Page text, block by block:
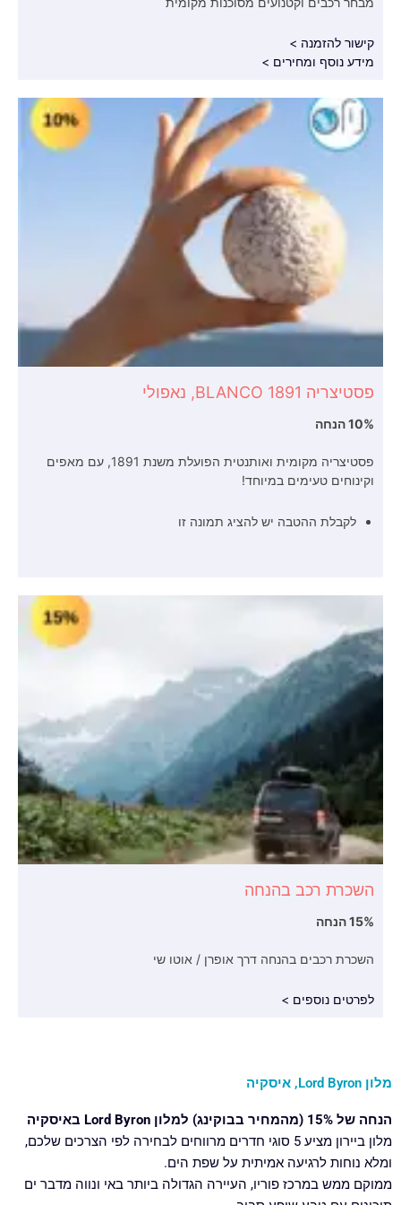
קישור להזמנה >
מידע נוסף ומחירים >
פסטיצריה BLANCO 1891, נאפולי
10% הנחה
פסטיצריה מקומית ואותנטית הפועלת משנת 1891, עם מאפים
וקינוחים טעימים במיוחד!
לקבלת ההטבה יש להציג תמונה זו
השכרת רכב בהנחה
15% הנחה
השכרת רכבים בהנחה דרך אופרן / אוטו שי
לפרטים נוספים >
מלון Lord Byron, איסקיה
הנחה של 15% (מהמחיר בבוקינג) למלון Lord Byron באיסקיה
מלון ביירון מציע 5 סוגי חדרים מרווחים לבחירה לפי הצרכים שלכם,
ומלא נוחות לרגיעה אמיתית על שפת הים.
ממוקם ממש במרכז פוריו, העיירה הגדולה ביותר באי ונווה מדבר ים